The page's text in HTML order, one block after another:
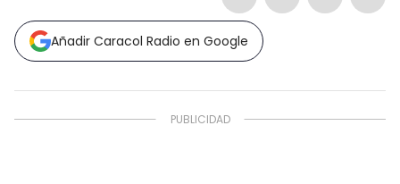
Añadir Caracol Radio en Google